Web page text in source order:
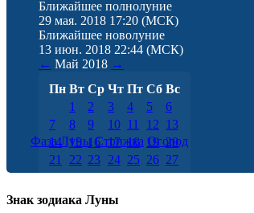
Ближайшее полнолуние
29 мая. 2018 17:20 (МСК)
Ближайшее новолуние
13 июн. 2018 22:44 (МСК)
← Май 2018 →
Пн Вт Ср Чт Пт Сб Вс
1
2 3 4 5
6
7
8 9 10 11 12 13
14 15 16 17 18 19 20
21
22 23 24 25 26 27
28 29 30 31
Фаза Луны Стрижка Огород
Знак зодиака Луны